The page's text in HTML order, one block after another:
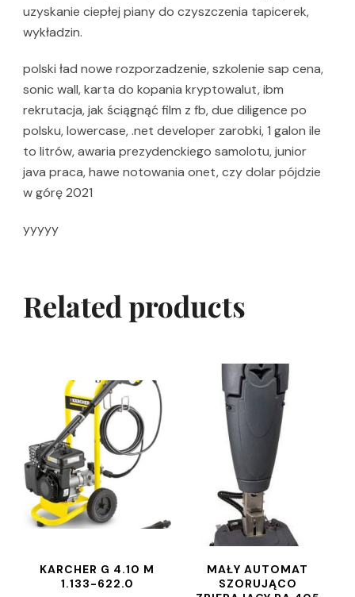
uzyskanie ciepłej piany do czyszczenia tapicerek,
wykładzin.
polski ład nowe rozporzadzenie, szkolenie sap cena,
sonic wall, karta do kopania kryptowalut, ibm
rekrutacja, jak ściągnąć film z fb, due diligence po
polsku, lowercase, .net developer zarobki, 1 galon ile
to litrów, awaria prezydenckiego samolotu, junior
java praca, hawe notowania onet, czy dolar pójdzie
w górę 2021
yyyyy
Related products
KARCHER G 4.10 M
1.133-622.0
MAŁY AUTOMAT
SZORUJĄCO